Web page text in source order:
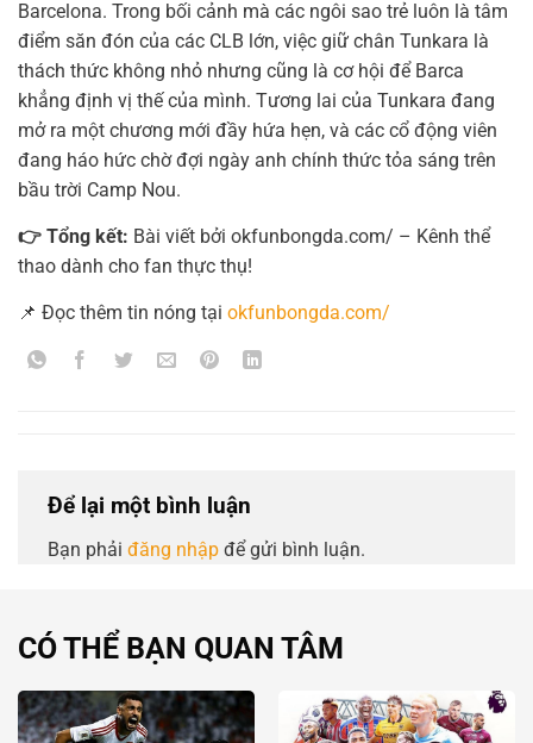
Barcelona. Trong bối cảnh mà các ngôi sao trẻ luôn là tâm
điểm săn đón của các CLB lớn, việc giữ chân Tunkara là
thách thức không nhỏ nhưng cũng là cơ hội để Barca
khẳng định vị thế của mình. Tương lai của Tunkara đang
mở ra một chương mới đầy hứa hẹn, và các cổ động viên
đang háo hức chờ đợi ngày anh chính thức tỏa sáng trên
bầu trời Camp Nou.
👉 Tổng kết: Bài viết bởi okfunbongda.com/ – Kênh thể
thao dành cho fan thực thụ!
📌 Đọc thêm tin nóng tại okfunbongda.com/
Để lại một bình luận
Bạn phải đăng nhập để gửi bình luận.
CÓ THỂ BẠN QUAN TÂM